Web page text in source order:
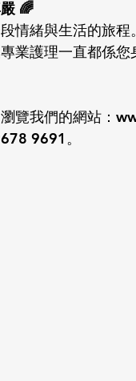
🌈
情緒與生活的旅
業護理一直都係
覽我們的網站：
9691。